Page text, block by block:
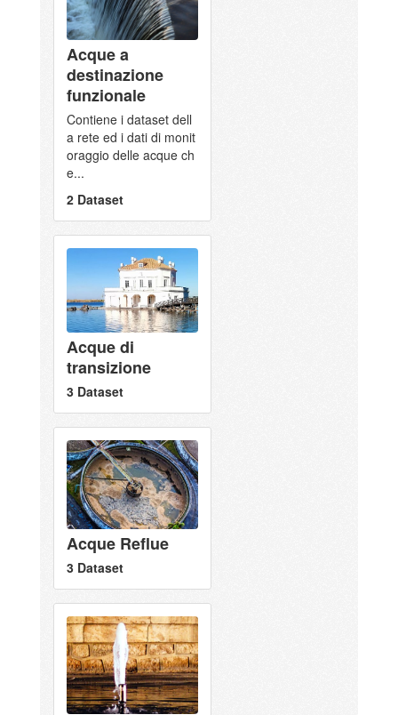
Acque a
destinazione
funzionale
Contiene i dataset dell
a rete ed i dati di monit
oraggio delle acque ch
e...
2 Dataset
Acque di
transizione
3 Dataset
Acque Reflue
3 Dataset